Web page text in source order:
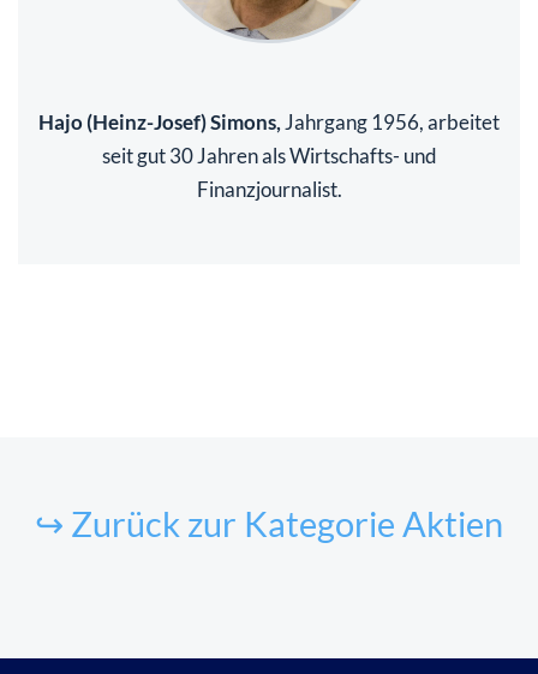
Hajo (Heinz-Josef) Simons, Jahrgang 1956, arbeitet
seit gut 30 Jahren als Wirtschafts- und
Finanzjournalist.
↪ Zurück zur Kategorie Aktien